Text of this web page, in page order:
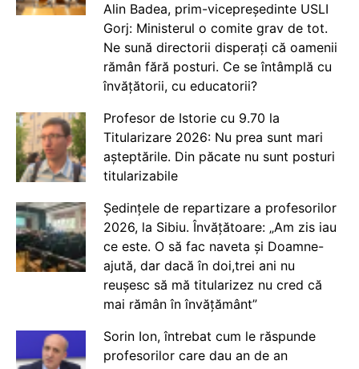
Alin Badea, prim-vicepreședinte USLI
Gorj: Ministerul o comite grav de tot.
Ne sună directorii disperați că oamenii
rămân fără posturi. Ce se întâmplă cu
învățătorii, cu educatorii?
Profesor de Istorie cu 9.70 la
Titularizare 2026: Nu prea sunt mari
așteptările. Din păcate nu sunt posturi
titularizabile
Ședințele de repartizare a profesorilor
2026, la Sibiu. Învățătoare: „Am zis iau
ce este. O să fac naveta și Doamne-
ajută, dar dacă în doi,trei ani nu
reușesc să mă titularizez nu cred că
mai rămân în învățământ”
Sorin Ion, întrebat cum le răspunde
profesorilor care dau an de an